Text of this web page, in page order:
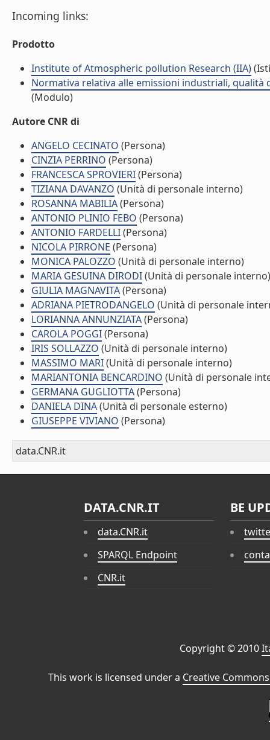
Incoming links:
Prodotto
Institute of Atmospheric pollution Research (IIA)
Normativa relativa alle emissioni industriali, qualità
(Modulo)
Autore CNR di
ANGELO CECINATO (Persona)
CINZIA PERRINO (Persona)
FRANCESCA SPROVIERI(Persona)
TIZIANA DAVANZO (Unità di personale interno)
ROSANNA MABILIA(Persona)
ANTONIO PLINIO FEBO (Persona)
ANTONIO FARDELLI(Persona)
NICOLA PIRRONE (Persona)
MONICA PALOZZO (Unità di personale interno)
MARIA GESUINA DIRODI(Unità di personale interno)
GIULIA MAGNAVITA(Persona)
ADRIANA PIETRODANGELO (Unità di personale
LORIANNA ANNUNZIATA(Persona)
CAROLA POGGI(Persona)
IRIS SOLLAZZO (Unità di personale interno)
MASSIMO MARI(Unità di personale interno)
MARIANTONIA BENCARDINO (Unità di personale
GERMANA GUGLIOTTA(Persona)
DANIELA DINA(Unità di personale esterno)
GIUSEPPE VIVIANO (Persona)
data.CNR.it
DATA.CNR.IT
data.CNR.it
SPARQL Endpoint
CNR.it
BE
Copyright © 2010
This work is licensed under a Creative